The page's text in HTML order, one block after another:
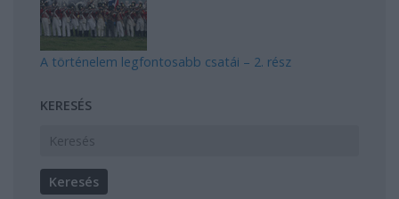
A történelem legfontosabb csatái – 2. rész
KERESÉS